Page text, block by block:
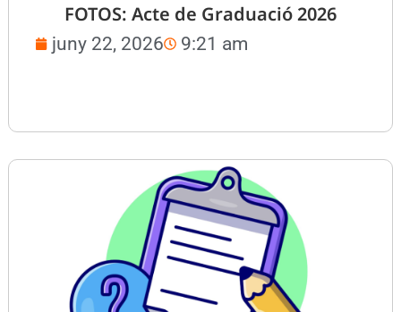
FOTOS: Acte de Graduació 2026
juny 22, 2026 9:21 am